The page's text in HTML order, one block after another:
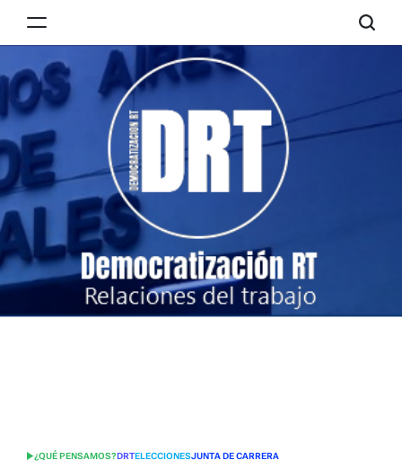
RT
POSTED
¿QUÉ PENSAMOS?DRTELECCIONESJUNTA DE CARRERA